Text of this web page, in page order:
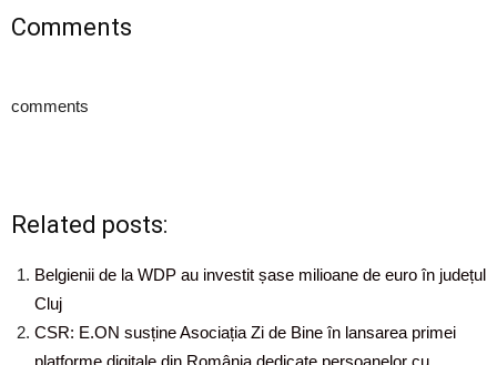
Comments
comments
Related posts:
Belgienii de la WDP au investit șase milioane de euro în județul
Cluj
CSR: E.ON susține Asociația Zi de Bine în lansarea primei
platforme digitale din România dedicate persoanelor cu